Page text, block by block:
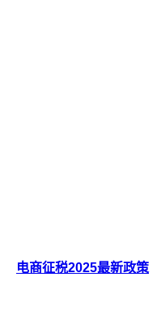
电商征税2025最新政策